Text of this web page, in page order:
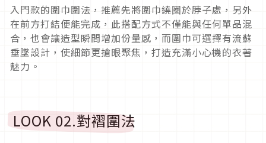
入門款的圍巾圍法，推薦先將圍巾繞圈於脖子處，另外
在前方打結便能完成，此搭配方式不僅能與任何單品混
合，也會讓造型瞬間增加份量感，而圍巾可選擇有流蘇
垂墜設計，使細節更搶眼聚焦，打造充滿小心機的衣著
魅力。
LOOK 02.對褶圍法